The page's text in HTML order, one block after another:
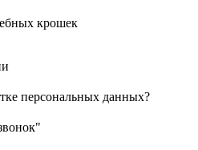
крошек
персональных данных?